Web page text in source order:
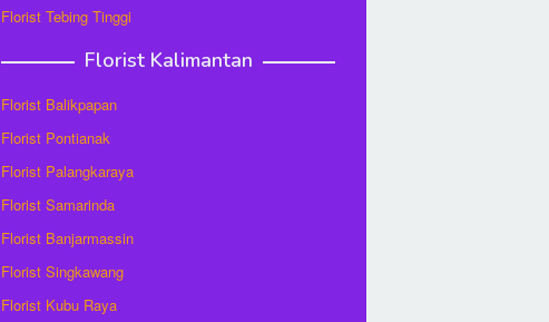
Florist Tebing Tinggi
Florist Kalimantan
Florist Balikpapan
Florist Pontianak
Florist Palangkaraya
Florist Samarinda
Florist Banjarmassin
Florist Singkawang
Florist Kubu Raya